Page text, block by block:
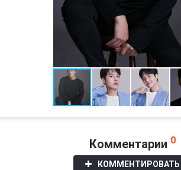
Комментарии 0
КОММЕНТИРОВАТЬ